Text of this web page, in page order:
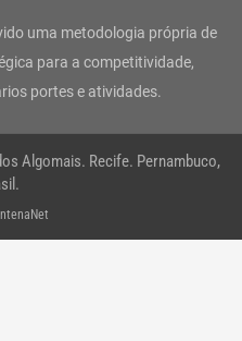
d
i
n
b
e
a
p
uma metodologia própria de
para a competitividade,
portes e atividades.
Algomais. Recife. Pernambuco,